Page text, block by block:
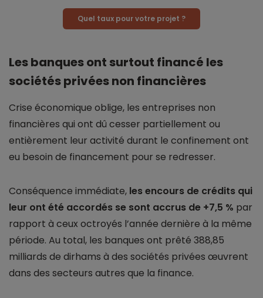
Quel taux pour votre projet ?
Les banques ont surtout financé les
sociétés privées non financières
Crise économique oblige, les entreprises non
financières qui ont dû cesser partiellement ou
entièrement leur activité durant le confinement ont
eu besoin de financement pour se redresser.
Conséquence immédiate, les encours de crédits qui
leur ont été accordés se sont accrus de +7,5 % par
rapport à ceux octroyés l’année dernière à la même
période. Au total, les banques ont prêté 388,85
milliards de dirhams à des sociétés privées œuvrent
dans des secteurs autres que la finance.